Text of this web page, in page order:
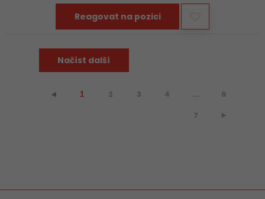
Reagovat na pozici
Načíst další
⯇ 1 2 3 4 ... 6
7 ⯈